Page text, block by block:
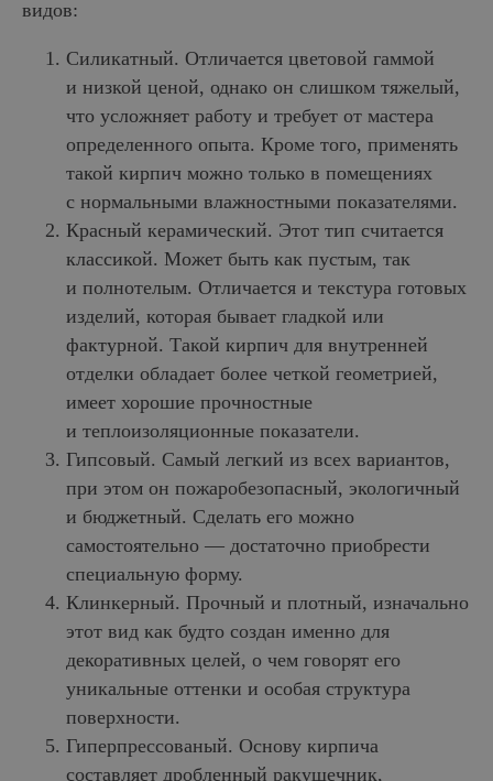
видов:
Силикатный. Отличается цветовой гаммой
и низкой ценой, однако он слишком тяжелый,
что усложняет работу и требует от мастера
определенного опыта. Кроме того, применять
такой кирпич можно только в помещениях
с нормальными влажностными показателями.
Красный керамический. Этот тип считается
классикой. Может быть как пустым, так
и полнотелым. Отличается и текстура готовых
изделий, которая бывает гладкой или
фактурной. Такой кирпич для внутренней
отделки обладает более четкой геометрией,
имеет хорошие прочностные
и теплоизоляционные показатели.
Гипсовый. Самый легкий из всех вариантов,
при этом он пожаробезопасный, экологичный
и бюджетный. Сделать его можно
самостоятельно — достаточно приобрести
специальную форму.
Клинкерный. Прочный и плотный, изначально
этот вид как будто создан именно для
декоративных целей, о чем говорят его
уникальные оттенки и особая структура
поверхности.
Гиперпрессованый. Основу кирпича
составляет дробленный ракушечник,